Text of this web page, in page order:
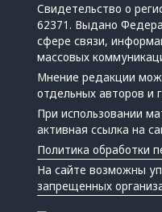
Свидетельство о
62371. Выдано
сфере связи,
массовых
Мнение редакции
отдельных авторов и
При использовании
активная ссылка на
Политика обработки
На сайте возможны
запрещенных